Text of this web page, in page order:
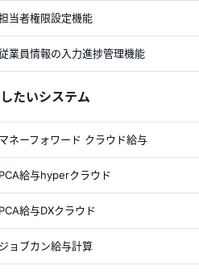
当者権限設定機能
業員情報の入力進捗管理機能
たいシステム
マネーフォワード クラウド給与
PCA給与hyperクラウド
PCA給与DXクラウド
ジョブカン給与計算